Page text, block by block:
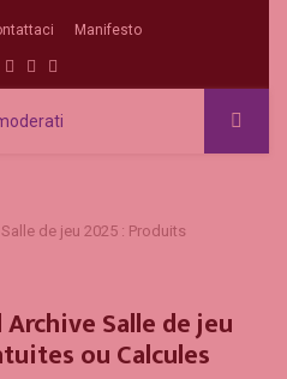
Manifesto
Instagram
Linkedin
Email
de jeu 2025 : Produits
Salle de jeu
ou Calcules